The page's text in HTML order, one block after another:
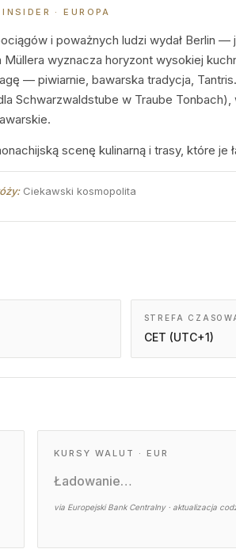
· EUROPA
i poważnych ludzi wydał Berlin —
wyznacza horyzont wysokiej
— piwiarnie, bawarska tradycja,
Schwarzwaldstube w Traube Tonbach),
scenę kulinarną i trasy, które je
Ciekawski kosmopolita
STREFA
CET (UTC+1)
KURSY WALUT · EUR
Ładowanie…
via Europejski Bank Centralny · aktualizacja